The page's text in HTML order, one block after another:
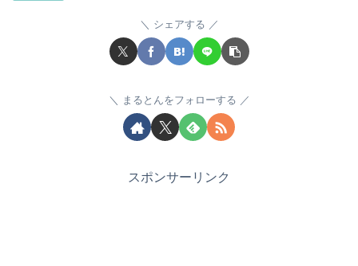
シェアする
まるとんをフォローする
スポンサーリンク